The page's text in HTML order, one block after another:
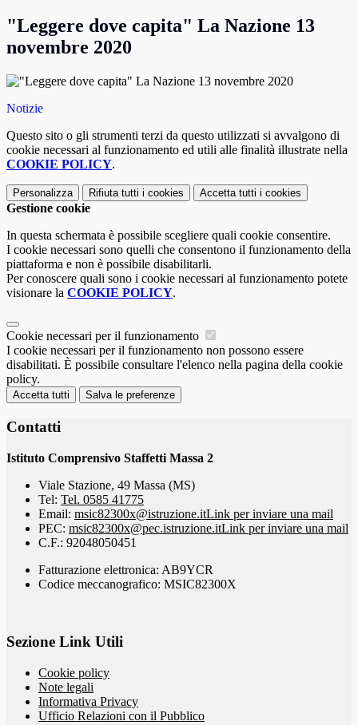
"Leggere dove capita" La Nazione 13
novembre 2020
Notizie
Questo sito o gli strumenti terzi da questo utilizzati si avvalgono di
cookie necessari al funzionamento ed utili alle finalità illustrate nella
COOKIE POLICY.
Personalizza Rifiuta tutti i cookies Accetta tutti i cookies
Gestione cookie
In questa schermata è possibile scegliere quali cookie consentire.
I cookie necessari sono quelli che consentono il funzionamento della
piattaforma e non è possibile disabilitarli.
Per conoscere quali sono i cookie necessari al funzionamento potete
visionare la COOKIE POLICY.
Cookie necessari per il funzionamento
I cookie necessari per il funzionamento non possono essere
disabilitati. È possibile consultare l'elenco nella pagina della cookie
policy.
Accetta tutti Salva le preferenze
Contatti
Istituto Comprensivo Staffetti Massa 2
Viale Stazione, 49 Massa (MS)
Tel: Tel. 0585 41775
Email: msic82300x@istruzione.itLink per inviare una mail
PEC: msic82300x@pec.istruzione.itLink per inviare una mail
C.F.: 92048050451
Fatturazione elettronica: AB9YCR
Codice meccanografico: MSIC82300X
Sezione Link Utili
Cookie policy
Note legali
Informativa Privacy
Ufficio Relazioni con il Pubblico